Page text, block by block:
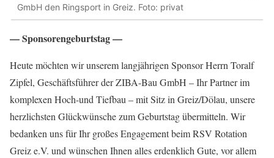
GmbH den Ringsport in Greiz. Foto: privat
— Sponsorengeburtstag —
Heute möchten wir unserem langjährigen Sponsor Herrn Toralf
Zipfel, Geschäftsführer der ZIBA-Bau GmbH – Ihr Partner im
komplexen Hoch-und Tiefbau – mit Sitz in Greiz/Dölau, unsere
herzlichsten Glückwünsche zum Geburtstag übermitteln. Wir
bedanken uns für Ihr großes Engagement beim RSV Rotation
Greiz e.V. und wünschen Ihnen alles erdenklich Gute, vor allem